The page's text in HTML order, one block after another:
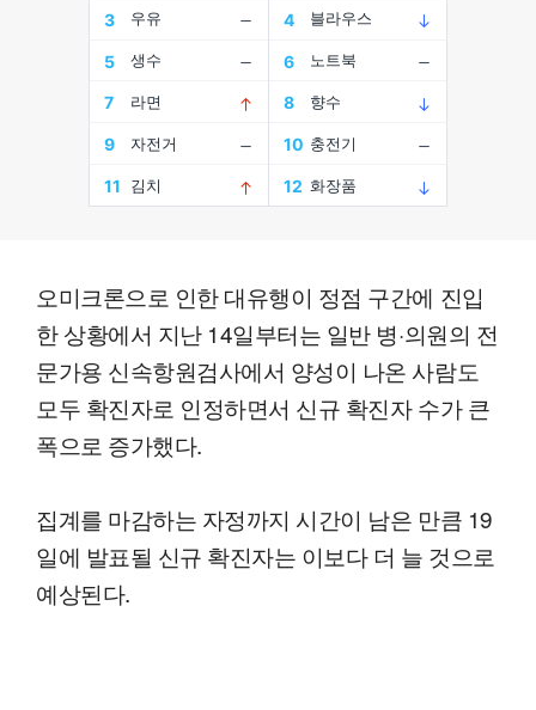
오미크론으로 인한 대유행이 정점 구간에 진입
한 상황에서 지난 14일부터는 일반 병·의원의 전
문가용 신속항원검사에서 양성이 나온 사람도
모두 확진자로 인정하면서 신규 확진자 수가 큰
폭으로 증가했다.
집계를 마감하는 자정까지 시간이 남은 만큼 19
일에 발표될 신규 확진자는 이보다 더 늘 것으로
예상된다.